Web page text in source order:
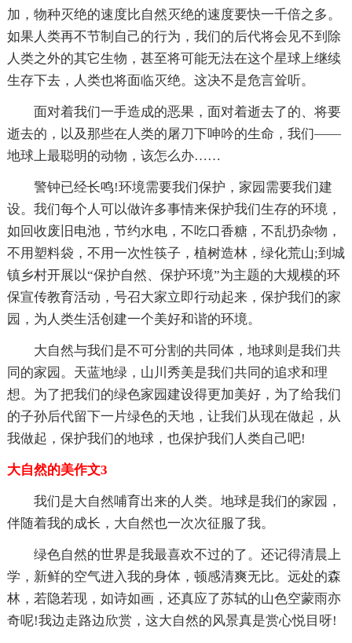
加，物种灭绝的速度比自然灭绝的速度要快一千倍之多。
如果人类再不节制自己的行为，我们的后代将会见不到除
人类之外的其它生物，甚至将可能无法在这个星球上继续
生存下去，人类也将面临灭绝。这决不是危言耸听。
面对着我们一手造成的恶果，面对着逝去了的、将要
逝去的，以及那些在人类的屠刀下呻吟的生命，我们——
地球上最聪明的动物，该怎么办……
警钟已经长鸣!环境需要我们保护，家园需要我们建
设。我们每个人可以做许多事情来保护我们生存的环境，
如回收废旧电池，节约水电，不吃口香糖，不乱扔杂物，
不用塑料袋，不用一次性筷子，植树造林，绿化荒山;到城
镇乡村开展以“保护自然、保护环境”为主题的大规模的环
保宣传教育活动，号召大家立即行动起来，保护我们的家
园，为人类生活创建一个美好和谐的环境。
大自然与我们是不可分割的共同体，地球则是我们共
同的家园。天蓝地绿，山川秀美是我们共同的追求和理
想。为了把我们的绿色家园建设得更加美好，为了给我们
的子孙后代留下一片绿色的天地，让我们从现在做起，从
我做起，保护我们的地球，也保护我们人类自己吧!
大自然的美作文3
我们是大自然哺育出来的人类。地球是我们的家园，
伴随着我的成长，大自然也一次次征服了我。
绿色自然的世界是我最喜欢不过的了。还记得清晨上
学，新鲜的空气进入我的身体，顿感清爽无比。远处的森
林，若隐若现，如诗如画，还真应了苏轼的山色空蒙雨亦
奇呢!我边走路边欣赏，这大自然的风景真是赏心悦目呀!